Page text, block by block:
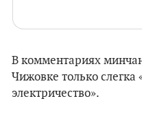
В комментариях
Чижовке только
электричество».